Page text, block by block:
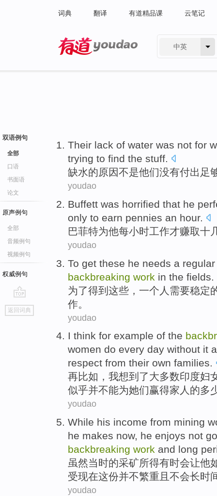
词典 翻译 有道精品课 云笔记
中英
双语例句
全部
口语
书面语
论文
原声例句
全部
音频例句
视频例句
权威例句
go
top
返回词典
Their lack of water was not for
trying to find the stuff.
缺水的原因不是他们没有付出足
youdao
Buffett was horrified that he
only to earn pennies an hour.
巴菲特为他每小时工作才赚取十
youdao
To get these he needs a
backbreaking work in the fields
为了得到 这些 ， 一个 人 需要稳定
作。
youdao
I think for example of the
women do every day without it
respect from their own families.
再比如 ， 我想到 了大多数印度妇
似乎并不能为她们赢得家人的多
youdao
While his income from mining
he makes now, he enjoys not
backbreaking work and long
虽然当时的采矿所得有时会让他
受现在这份并不繁重 且 不会长时
youdao